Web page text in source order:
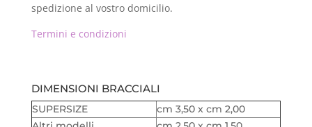
spedizione al vostro domicilio.
Termini e condizioni
DIMENSIONI BRACCIALI
SUPERSIZE
cm 3,50 x cm 2,00